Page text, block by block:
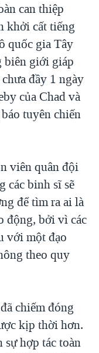
can thiệp
khởi cất tiếng
quốc gia Tây
biên giới giáp
đầy 1 ngày
của Chad và
tuyên chiến
viên quân đội
các binh sĩ sẽ
để tìm ra ai là
động, bởi vì các
với một đạo
theo quy
chiếm đóng
kịp thời hơn.
hợp tác toàn